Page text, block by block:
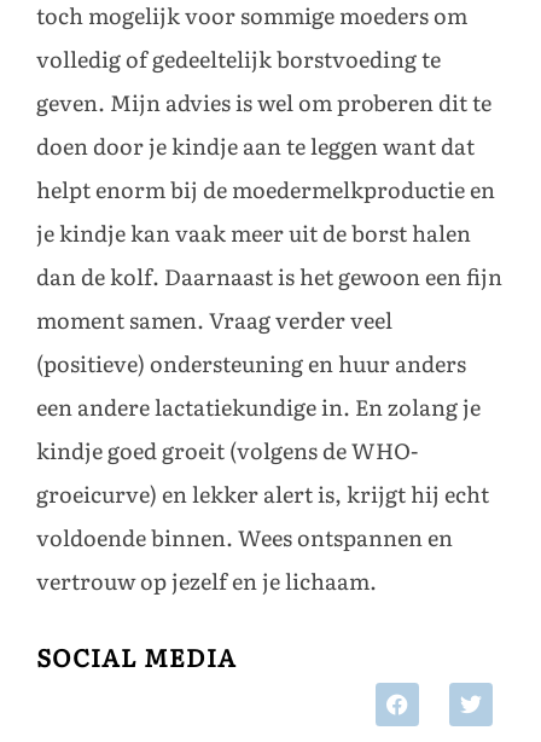
toch mogelijk voor sommige moeders om
volledig of gedeeltelijk borstvoeding te
geven. Mijn advies is wel om proberen dit te
doen door je kindje aan te leggen want dat
helpt enorm bij de moedermelkproductie en
je kindje kan vaak meer uit de borst halen
dan de kolf. Daarnaast is het gewoon een fijn
moment samen. Vraag verder veel
(positieve) ondersteuning en huur anders
een andere lactatiekundige in. En zolang je
kindje goed groeit (volgens de WHO-
groeicurve) en lekker alert is, krijgt hij echt
voldoende binnen. Wees ontspannen en
vertrouw op jezelf en je lichaam.
SOCIAL MEDIA